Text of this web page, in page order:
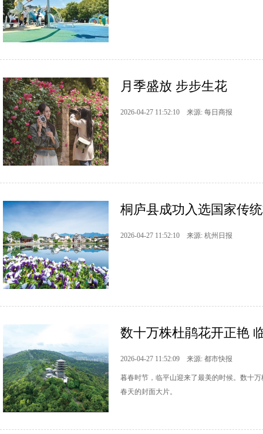
月季盛放 步步生花
2026-04-27 11:52:10 来源: 每日商报
桐庐县成功入选国家传
2026-04-27 11:52:10 来源: 杭州日报
数十万株杜鹃花开正艳
2026-04-27 11:52:09 来源: 都市快报
暮春时节，临平山迎来了最美的时候。数十
春天的封面大片。